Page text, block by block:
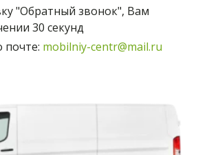
"Обратный звонок", Вам
30 секунд
mobilniy-centr@mail.ru